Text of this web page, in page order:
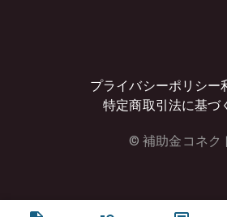
プライバシーポリシー
特定商取引法に基づ
© 補助金コネク